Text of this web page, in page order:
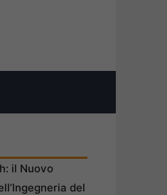
il Nuovo
del